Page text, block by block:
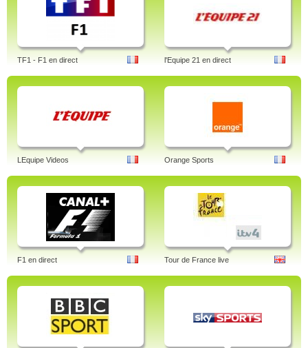
TF1 - F1 en direct l'Equipe 21 en direct
LEquipe Videos Orange Sports
F1 en direct Tour de France live